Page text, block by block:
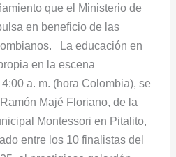
que el Ministerio de
en beneficio de las
La educación en
en la escena
a. m. (hora Colombia), se
Majé Floriano, de la
Montessori en Pitalito,
entre los 10 finalistas del